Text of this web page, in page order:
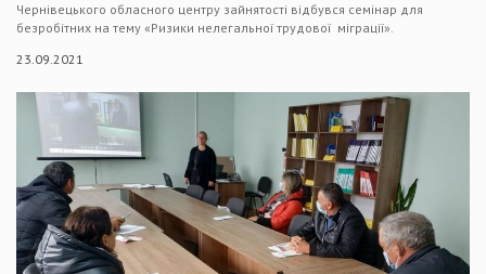
Чернівецького обласного центру зайнятості відбувся семінар для
безробітних на тему «Ризики нелегальної трудової міграції».
23.09.2021